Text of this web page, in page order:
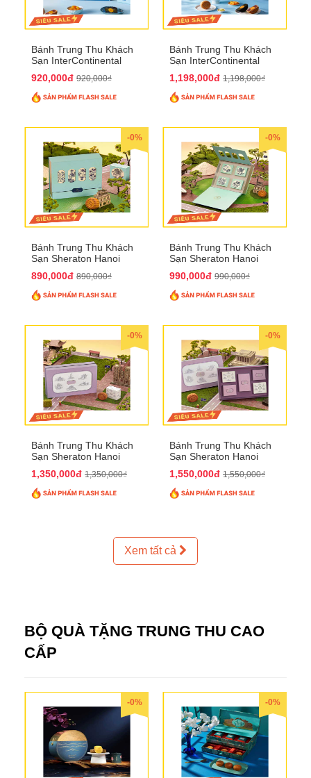
Bánh Trung Thu Khách
Sạn InterContinental
QTTT26
920,000đ 920,000₫
Bánh Trung Thu Khách
Sạn InterContinental
QTTT27
1,198,000đ 1,198,000₫
-0%
Bánh Trung Thu Khách
Sạn Sheraton Hanoi
890,000đ 890,000₫
-0%
Bánh Trung Thu Khách
Sạn Sheraton Hanoi
990,000đ 990,000₫
-0%
Bánh Trung Thu Khách
Sạn Sheraton Hanoi
1,350,000đ 1,350,000₫
-0%
Bánh Trung Thu Khách
Sạn Sheraton Hanoi
1,550,000đ 1,550,000₫
Xem tất cả
BỘ QUÀ TẶNG TRUNG THU CAO
CẤP
-0% -0%